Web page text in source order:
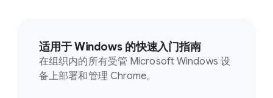
适用于 Windows 的快速入门指南
在组织内的所有受管 Microsoft Windows 设
备上部署和管理 Chrome。